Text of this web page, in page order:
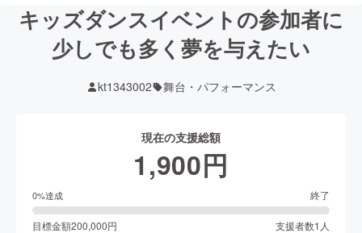
キッズダンスイベントの参加者に
少しでも多く夢を与えたい
kt1343002 舞台・パフォーマンス
現在の支援総額
1,900円
0%達成 終了
目標金額200,000円 支援者数1 人